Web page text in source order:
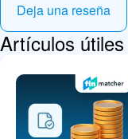
Deja una reseña
Artículos útiles